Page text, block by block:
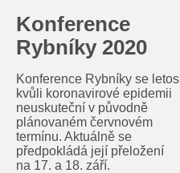
Konference
Rybníky 2020
Konference Rybníky se letos
kvůli koronavirové epidemii
neuskuteční v původně
plánovaném červnovém
termínu. Aktuálně se
předpokládá její přeložení
na 17. a 18. září.